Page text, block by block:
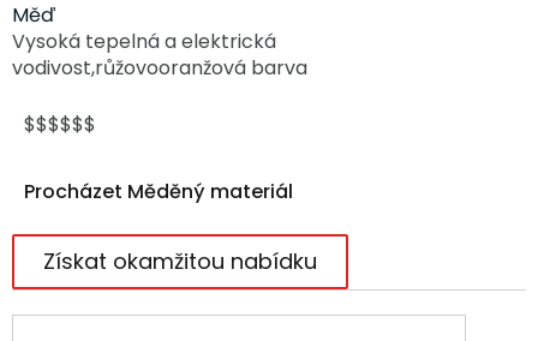
Měď
Vysoká tepelná a elektrická
vodivost,růžovooranžová barva
$$$$$$
Procházet Měděný materiál
Získat okamžitou nabídku